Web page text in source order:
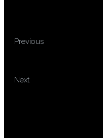
Previous
Next